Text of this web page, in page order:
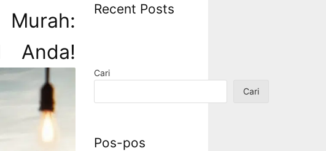
Murah:
Anda!
Recent Posts
Cari
Cari
Pos-pos